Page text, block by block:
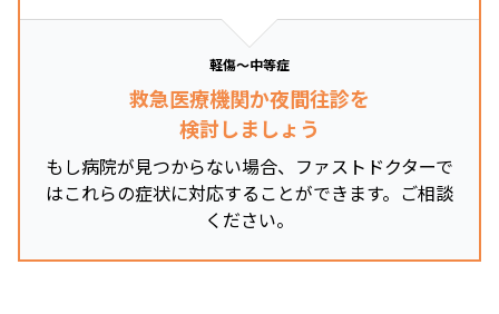
軽傷～中等症
救急医療機関か夜間往診を
検討しましょう
もし病院が見つからない場合、ファストドクターで
はこれらの症状に対応することができます。ご相談
ください。